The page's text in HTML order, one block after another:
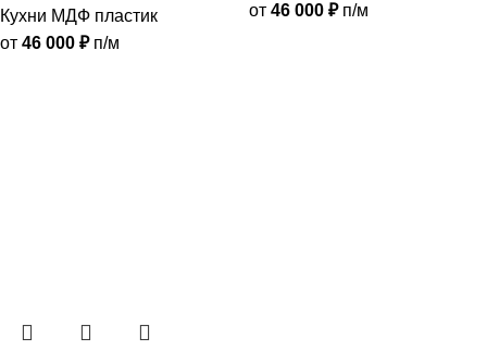
Кухни МДФ пластик
от 46 000 ₽п/м
от 46 000 ₽п/м